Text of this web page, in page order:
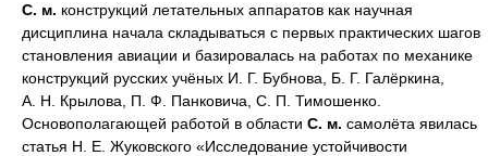
С. м. конструкций летательных аппаратов как научная
дисциплина начала складываться с первых практических шагов
становления авиации и базировалась на работах по механике
конструкций русских учёных И. Г. Бубнова, Б. Г. Галёркина,
А. Н. Крылова, П. Ф. Панковича, С. П. Тимошенко.
Основополагающей работой в области С. м. самолёта явилась
статья Н. Е. Жуковского «Исследование устойчивости